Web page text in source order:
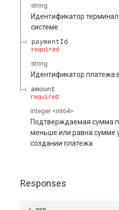
string
Идентификатор
системе
paymentId
required
string
Идентификатор платежа
amount
required
integer <int64>
Подтверждаемая сумма
меньше или равна сумме
создании платежа
Responses